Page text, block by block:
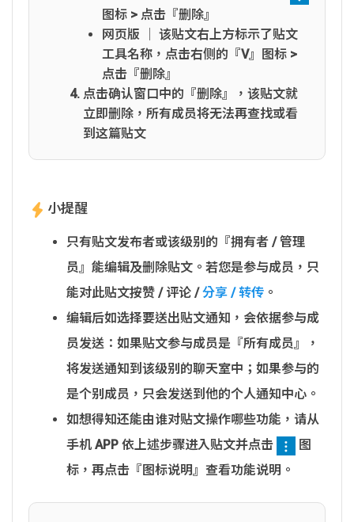
图标 > 点击『删除』
网页版 │ 该贴文右上方标示了贴文
工具名称，点击右侧的『V』图标 >
点击『删除』
点击确认窗口中的『删除』，该贴文就
立即删除，所有成员将无法再查找或看
到这篇贴文
小提醒
只有贴文发布者或该级别的『拥有者 / 管理
员』能编辑及删除贴文。若您是参与成员，只
能对此贴文按赞 / 评论 /分享 / 转传 。
编辑后如选择要送出贴文通知，会依据参与成
员发送：如果贴文参与成员是『所有成员』，
将发送通知到该级别的聊天室中；如果参与的
是个别成员，只会发送到他的个人通知中心。
如想得知还能由谁对贴文操作哪些功能，请从
手机 APP 依上述步骤进入贴文并点击
图
标，再点击『图标说明』查看功能说明。